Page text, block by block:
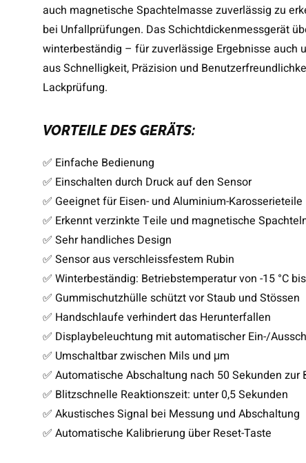
auch magnetische Spachtelmasse zuverlässig zu
bei Unfallprüfungen. Das Schichtdickenmessgerät
winterbeständig – für zuverlässige Ergebnisse
aus Schnelligkeit, Präzision und
Lackprüfung.
VORTEILE DES GERÄTS:
✅ Einfache Bedienung
✅ Einschalten durch Druck auf den Sensor
✅ Geeignet für Eisen- und Aluminium-Karosserieteile
✅ Erkennt verzinkte Teile und magnetische
✅ Sehr handliches Design
✅ Sensor aus verschleissfestem Rubin
✅ Winterbeständig: Betriebstemperatur von -15 °C
✅ Gummischutzhülle schützt vor Staub und Stössen
✅ Handschlaufe verhindert das Herunterfallen
✅ Displaybeleuchtung mit automatischer Ein-/
✅ Umschaltbar zwischen Mils und μm
✅ Automatische Abschaltung nach 50 Sekunden zur
✅ Blitzschnelle Reaktionszeit: unter 0,5 Sekunden
✅ Akustisches Signal bei Messung und Abschaltung
✅ Automatische Kalibrierung über Reset-Taste